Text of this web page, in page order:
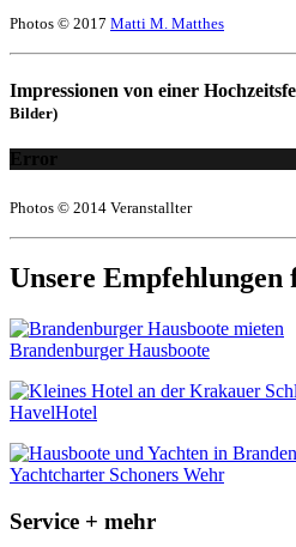
Photos © 2017 Matti M. Matthes
Impressionen von einer
Bilder)
Error
Photos © 2014 Veranstallter
Unsere Empfehlungen
Brandenburger Hausboote
HavelHotel
Yachtcharter Schoners Wehr
Service + mehr